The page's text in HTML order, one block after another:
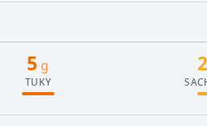
5 g
TUKY